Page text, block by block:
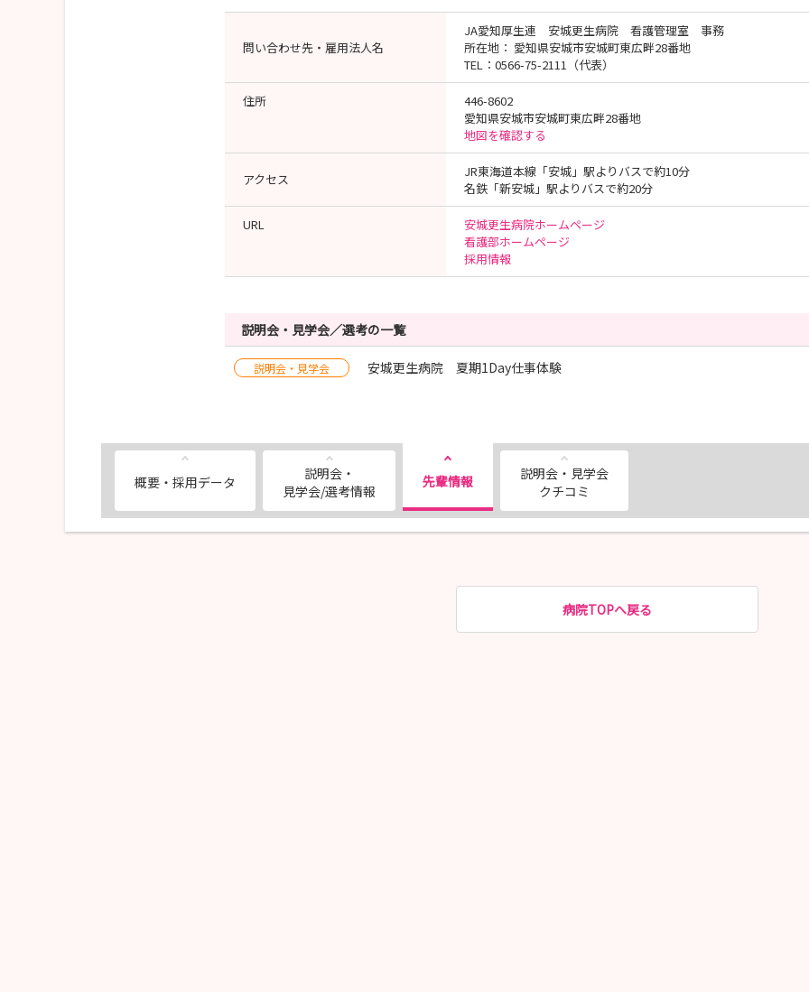
問い合わせ先・雇用法人名
JA愛知厚生連 安城更生病院 看護管理室 事務
所在地： 愛知県安城市安城町東広畔28番地
TEL：0566-75-2111（代表）
住所
446-8602
愛知県安城市安城町東広畔28番地
地図を確認する
アクセス
JR東海道本線「安城」駅よりバスで約10分
名鉄「新安城」駅よりバスで約20分
URL
安城更生病院ホームページ
看護部ホームページ
採用情報
説明会・見学会／選考の一覧
説明会・見学会 安城更生病院 夏期1Day仕事体験
概要・採用データ
説明会・
見学会/選考情報
先輩情報
説明会・見学会
クチコミ
病院TOPへ戻る